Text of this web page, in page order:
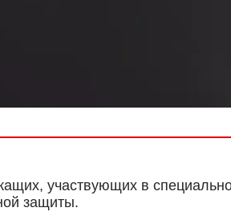
участвующих в
защиты.